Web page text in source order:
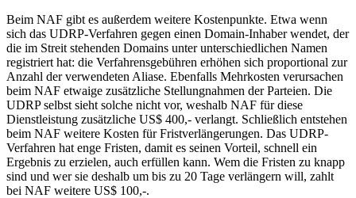
Beim NAF gibt es außerdem weitere Kostenpunkte. Etwa wenn
sich das UDRP-Verfahren gegen einen Domain-Inhaber wendet, der
die im Streit stehenden Domains unter unterschiedlichen Namen
registriert hat: die Verfahrensgebühren erhöhen sich proportional zur
Anzahl der verwendeten Aliase. Ebenfalls Mehrkosten verursachen
beim NAF etwaige zusätzliche Stellungnahmen der Parteien. Die
UDRP selbst sieht solche nicht vor, weshalb NAF für diese
Dienstleistung zusätzliche US$ 400,- verlangt. Schließlich entstehen
beim NAF weitere Kosten für Fristverlängerungen. Das UDRP-
Verfahren hat enge Fristen, damit es seinen Vorteil, schnell ein
Ergebnis zu erzielen, auch erfüllen kann. Wem die Fristen zu knapp
sind und wer sie deshalb um bis zu 20 Tage verlängern will, zahlt
bei NAF weitere US$ 100,-.